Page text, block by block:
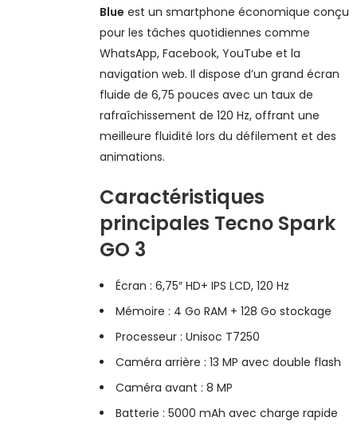
Blue est un smartphone économique conçu
pour les tâches quotidiennes comme
WhatsApp, Facebook, YouTube et la
navigation web. Il dispose d’un grand écran
fluide de 6,75 pouces avec un taux de
rafraîchissement de 120 Hz, offrant une
meilleure fluidité lors du défilement et des
animations.
Caractéristiques
principales Tecno Spark
GO 3
Écran : 6,75″ HD+ IPS LCD, 120 Hz
Mémoire : 4 Go RAM + 128 Go stockage
Processeur : Unisoc T7250
Caméra arrière : 13 MP avec double flash
Caméra avant : 8 MP
Batterie : 5000 mAh avec charge rapide